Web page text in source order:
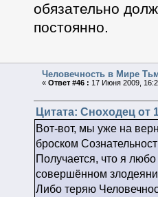
обязательно
постоянно.
Человечность в Мире
«Ответ #46 : 17 Июня 2009,
Цитата: Сноходец от
Вот-вот, мы уже на
броском
Получается, что я
совершённом
Либо теряю